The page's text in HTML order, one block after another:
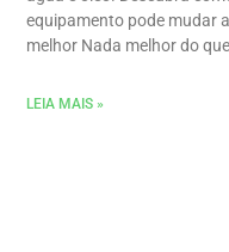
equipamento pode mudar
melhor Nada melhor do que
LEIA MAIS »